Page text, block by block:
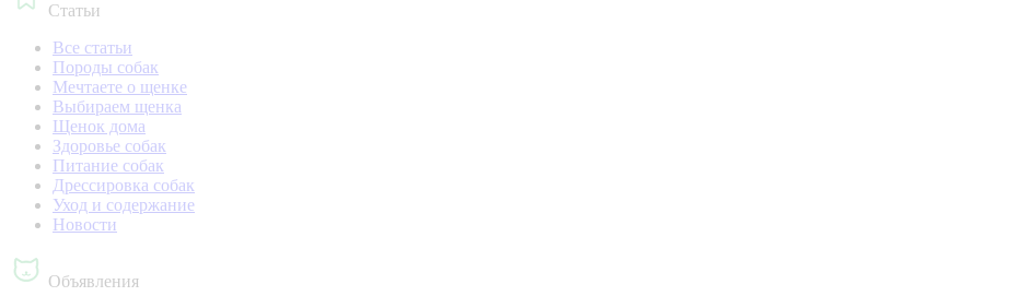
Статьи
Все статьи
Породы собак
Мечтаете о щенке
Выбираем щенка
Щенок дома
Здоровье собак
Питание собак
Дрессировка собак
Уход и содержание
Новости
Объявления